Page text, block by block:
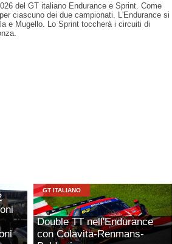
del GT italiano Endurance e Sprint. Come
ciascuno dei due campionati. L'Endurance si
e Mugello. Lo Sprint toccherà i circuiti di
GT ITALIANO
Double TT nell'Endurance
con Colavita-Renmans-